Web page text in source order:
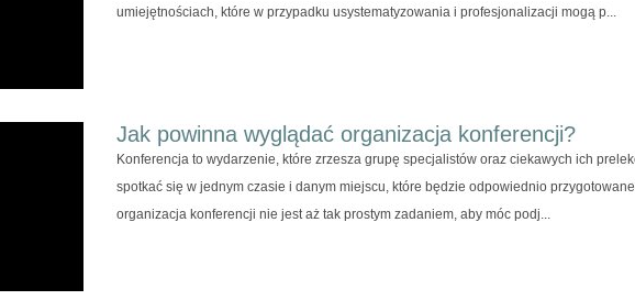
umiejętnościach, które w przypadku usystematyzowania i profesjonalizacji mogą p...
Jak powinna wyglądać organizacja konferencji?
Konferencja to wydarzenie, które zrzesza grupę specjalistów oraz ciekawych ich
spotkać się w jednym czasie i danym miejscu, które będzie odpowiednio
organizacja konferencji nie jest aż tak prostym zadaniem, aby móc podj...